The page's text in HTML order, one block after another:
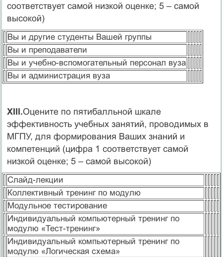
соответствует самой низкой оценке; 5 – самой
высокой)
Вы и другие студенты Вашей группы
Вы и преподаватели
Вы и учебно-вспомогательный персонал вуза
Вы и администрация вуза
XIII.Оцените по пятибалльной шкале
эффективность учебных занятий, проводимых в
МГПУ, для формирования Ваших знаний и
компетенций (цифра 1 соответствует самой
низкой оценке; 5 – самой высокой)
Слайд-лекции
Коллективный тренинг по модулю
Модульное тестирование
Индивидуальный компьютерный тренинг по
модулю «Тест-тренинг»
Индивидуальный компьютерный тренинг по
модулю «Логическая схема»